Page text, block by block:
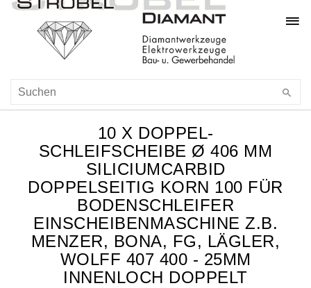
10 X DOPPEL-
SCHLEIFSCHEIBE Ø 406 MM
SILICIUMCARBID
DOPPELSEITIG KORN 100 FÜR
BODENSCHLEIFER
EINSCHEIBENMASCHINE Z.B.
MENZER, BONA, FG, LÄGLER,
WOLFF 407 400 - 25MM
INNENLOCH DOPPELT